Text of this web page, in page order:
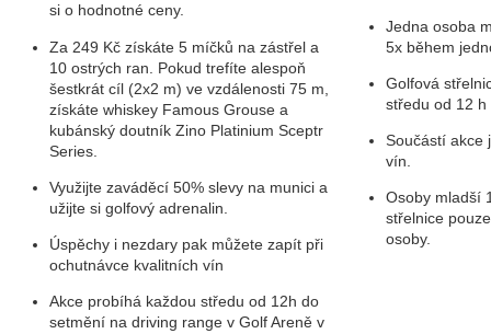
si o hodnotné ceny.
Za 249 Kč získáte 5 míčků na zástřel a
10 ostrých ran. Pokud trefíte alespoň
šestkrát cíl (2x2 m) ve vzdálenosti 75 m,
získáte whiskey Famous Grouse a
kubánský doutník Zino Platinium Sceptr
Series.
Využijte zaváděcí 50% slevy na munici a
užijte si golfový adrenalin.
Úspěchy i nezdary pak můžete zapít při
ochutnávce kvalitních vín
Akce probíhá každou středu od 12h do
setmění na driving range v Golf Areně v
Jedna osoba
5x během
Golfová
středu od 12
Součástí akce
vín.
Osoby mladší
střelnice
osoby.